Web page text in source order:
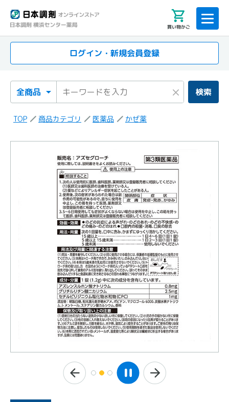
買い物かご
ログイン・新規会員登録
検索カテゴリ
検索キーワード × 検索
TOP 商品カテゴリ 医薬品 かぜ薬